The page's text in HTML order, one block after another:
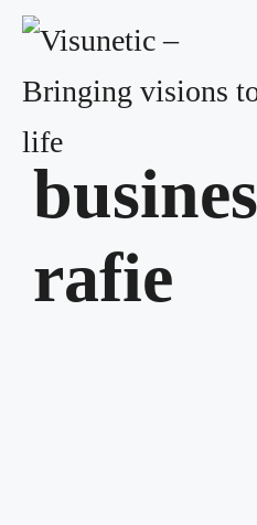
rafie